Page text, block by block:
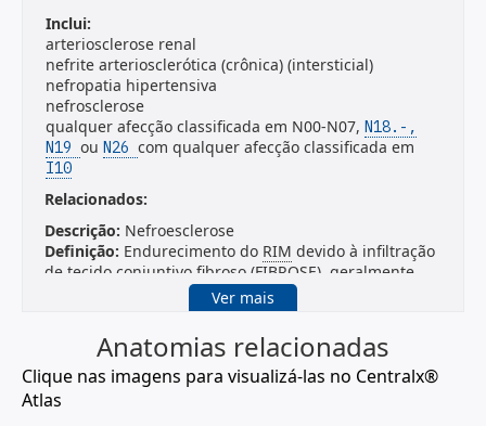
Inclui:
arteriosclerose renal
nefrite arteriosclerótica (crônica) (intersticial)
nefropatia hipertensiva
nefrosclerose
qualquer afecção classificada em N00-N07, N18.-,
N19 ou N26 com qualquer afecção classificada em
I10
Relacionados:
Descrição: Nefroesclerose
Definição: Endurecimento do RIM devido à infiltração
de tecido conjuntivo fibroso (FIBROSE), geralmente
causada por doenças renovasculares ou
HIPERTENSÃO crônica. Nefroesclerose leva a
ISQUEMIA renal.
Descrição:Hipertensão
Sinônimo:
Ver mais
Anatomias relacionadas
Clique nas imagens para visualizá-las no Centralx®
Atlas